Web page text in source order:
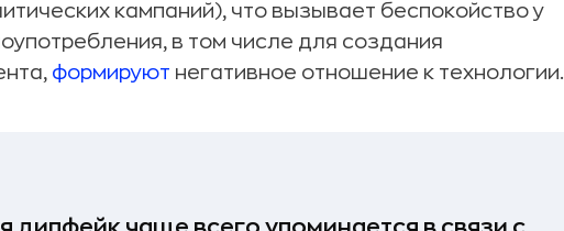
кампаний), что вызывает беспокойство у
в том числе для создания
формируют негативное отношение к технологии.